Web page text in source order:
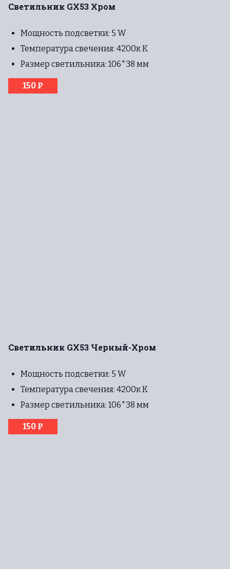
Светильник GX53 Хром
Мощность подсветки: 5 W
Температура свечения: 4200к К
Размер светильника: 106*38 мм
150 ₽
Светильник GX53 Черный-Хром
Мощность подсветки: 5 W
Температура свечения: 4200к К
Размер светильника: 106*38 мм
150 ₽